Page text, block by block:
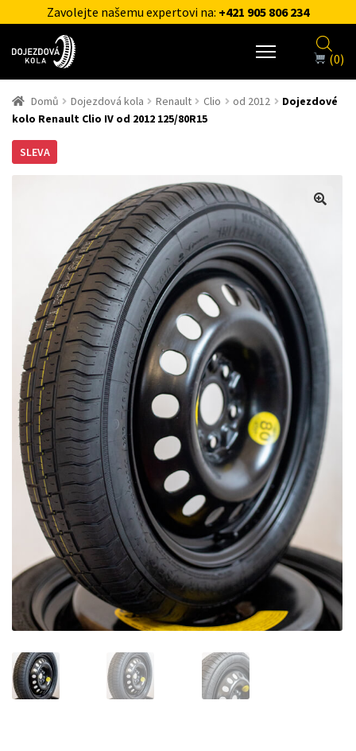
Zavolejte našemu expertovi na: +421 905 806 234
(0)
Domů Dojezdová kola Renault Clio od 2012
Dojezdové
kolo Renault Clio IV od 2012 125/80R15
SLEVA